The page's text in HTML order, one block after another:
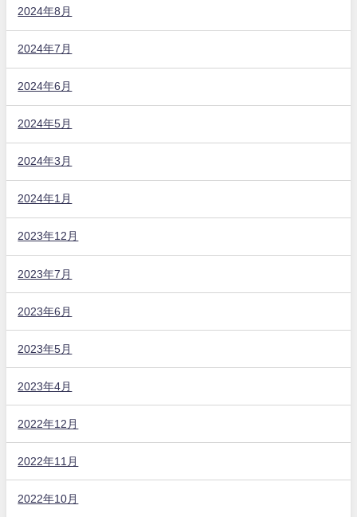
2024年8月
2024年7月
2024年6月
2024年5月
2024年3月
2024年1月
2023年12月
2023年7月
2023年6月
2023年5月
2023年4月
2022年12月
2022年11月
2022年10月